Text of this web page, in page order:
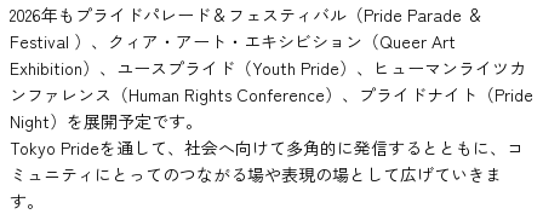
2026年もプライドパレード＆フェスティバル（Pride Parade ＆
Festival ）、クィア・アート・エキシビション（Queer Art
Exhibition）、ユースプライド（Youth Pride）、ヒューマンライツカ
ンファレンス（Human Rights Conference）、プライドナイト（Pride
Night）を展開予定です。
Tokyo Prideを通して、社会へ向けて多角的に発信するとともに、コ
ミュニティにとってのつながる場や表現の場として広げていきま
す。